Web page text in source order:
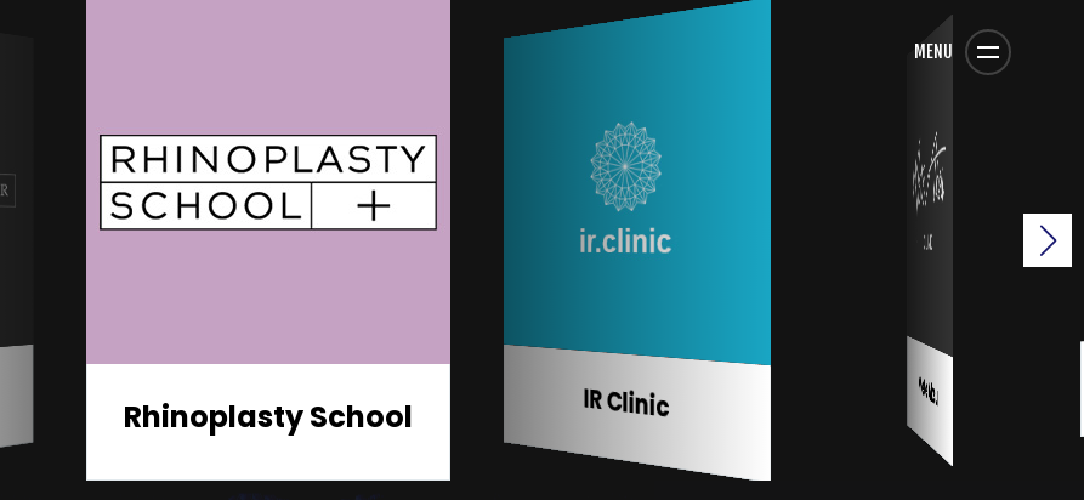
MENU
Rhinoplasty School IR Clinic Mete Aksu